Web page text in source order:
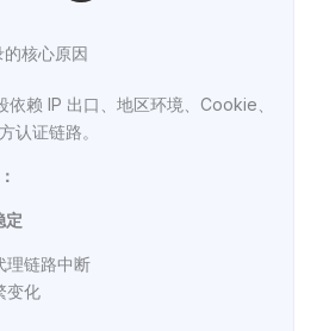
核心原因
赖 IP 出口、地区环境、Cookie、
认证链路。
定
理链路中断
变化